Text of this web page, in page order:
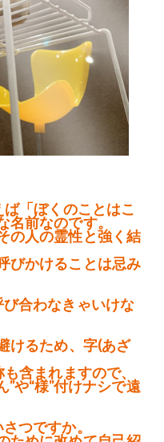
「ぼくのことはこ
名前なのです。
の人の霊性と強く結
びかけることは忌み
び合わなきゃいけな
けるため、字(あざ
含まれますので、
や“様”付けナシで遠
つですか。